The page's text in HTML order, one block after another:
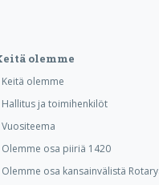
olemme
Keitä olemme
Hallitus ja toimihenkilöt
Vuositeema
Olemme osa piiriä 1420
Olemme osa kansainvälistä